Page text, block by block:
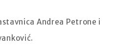
Andrea Petrone i